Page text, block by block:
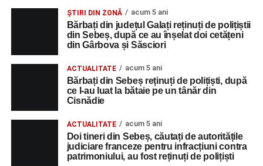
ȘTIRI DIN ZONĂ acum 5 ani
Bărbați din județul Galați reținuți de polițiștii
din Sebeș, după ce au înșelat doi cetățeni
din Gârbova și Săsciori
ACTUALITATE acum 5 ani
Bărbați din Sebeș reținuți de polițiști, după
ce l-au luat la bătaie pe un tânăr din
Cisnădie
ACTUALITATE acum 5 ani
Doi tineri din Sebeș, căutați de autoritățile
judiciare franceze pentru infracțiuni contra
patrimoniului, au fost reținuți de polițiști